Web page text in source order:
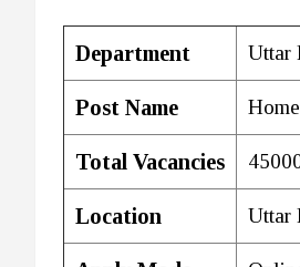
Department Uttar
Post Name
Total Vacancies
Location Uttar